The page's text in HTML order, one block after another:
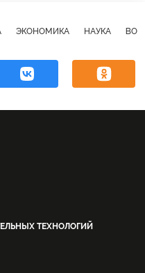
ЭКОНОМИКА НАУКА
ТЕХНОЛОГИЙ